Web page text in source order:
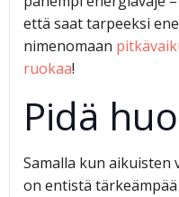
että saat tarpeeksi
nimenomaan
ruokaa!
Pidä
Samalla kun aikuisten
on entistä